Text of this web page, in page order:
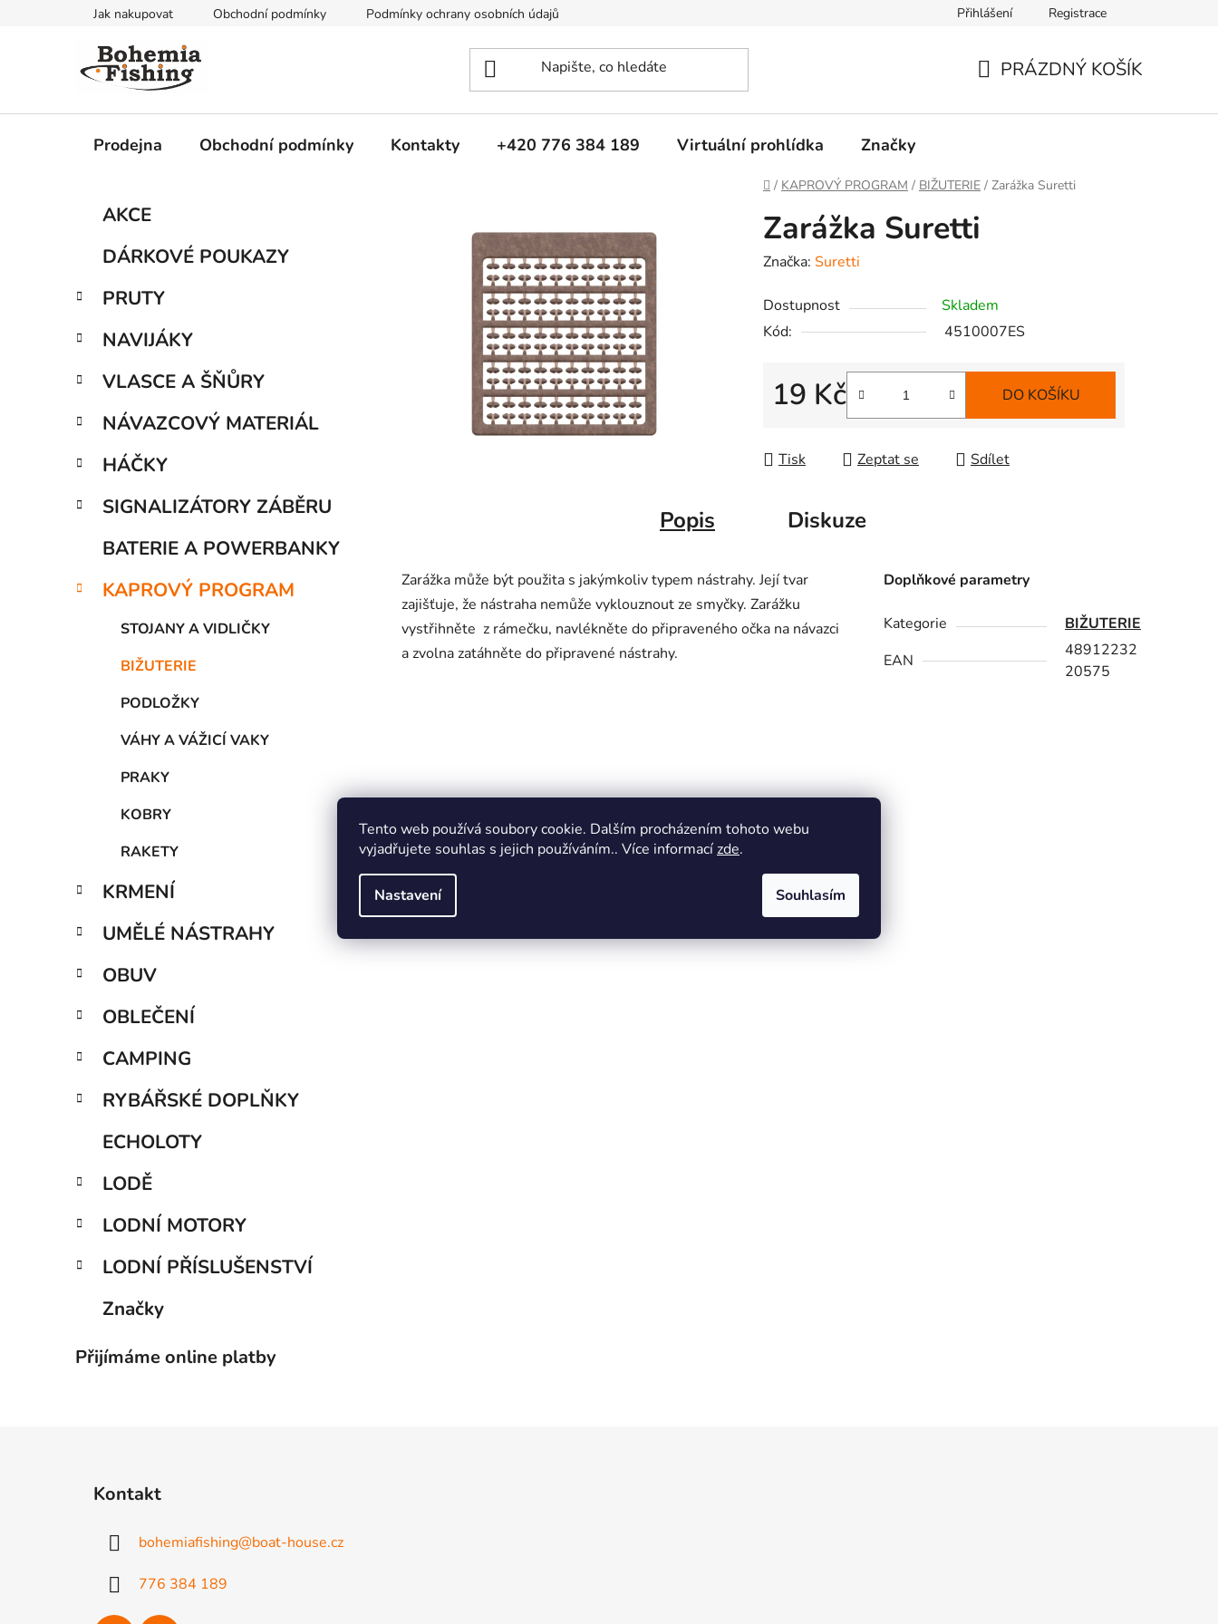
Tento web používá soubory cookie. Dalším procházením tohoto webu
vyjadřujete souhlas s jejich používáním.. Více informacízde.
Nastavení Souhlasím
Jak nakupovat Obchodní podmínky Podmínky ochrany osobních údajů Přihlášení Registrace
PRÁZDNÝ KOŠÍK
Prodejna Obchodní podmínky Kontakty +420 776 384 189 Virtuální prohlídka Značky
Domů
/ KAPROVÝ PROGRAM / BIŽUTERIE / Zarážka Suretti
r
n
n
í
p
n
l
Přeskočit
kategorie
o
i
AKCE
DÁRKOVÉ POUKAZY
PRUTY
NAVIJÁKY
VLASCE A ŠŇŮRY
NÁVAZCOVÝ MATERIÁL
HÁČKY
SIGNALIZÁTORY ZÁBĚRU
BATERIE A POWERBANKY
KAPROVÝ PROGRAM
STOJANY A VIDLIČKY
BIŽUTERIE
PODLOŽKY
VÁHY A VÁŽICÍ VAKY
PRAKY
KOBRY
RAKETY
KRMENÍ
UMĚLÉ NÁSTRAHY
OBUV
OBLEČENÍ
CAMPING
RYBÁŘSKÉ DOPLŇKY
ECHOLOTY
LODĚ
LODNÍ MOTORY
LODNÍ PŘÍSLUŠENSTVÍ
Značky
Přijímáme online platby
Zarážka Suretti
Značka: Suretti
Dostupnost
Skladem
Kód:
4510007ES
19 Kč
Měrná cena:
DO KOŠÍKU
Tisk Zeptat se Sdílet
Popis Diskuze
Zarážka může být použita s jakýmkoliv typem nástrahy. Její tvar
zajišťuje, že nástraha nemůže vyklouznout ze smyčky. Zarážku
vystřihněte z rámečku, navlékněte do připraveného očka na návazci
a zvolna zatáhněte do připravené nástrahy.
Doplňkové parametry
Kategorie
BIŽUTERIE
EAN
48912232
20575
Kontakt
bohemiafishing@boat-house.cz
776 384 189